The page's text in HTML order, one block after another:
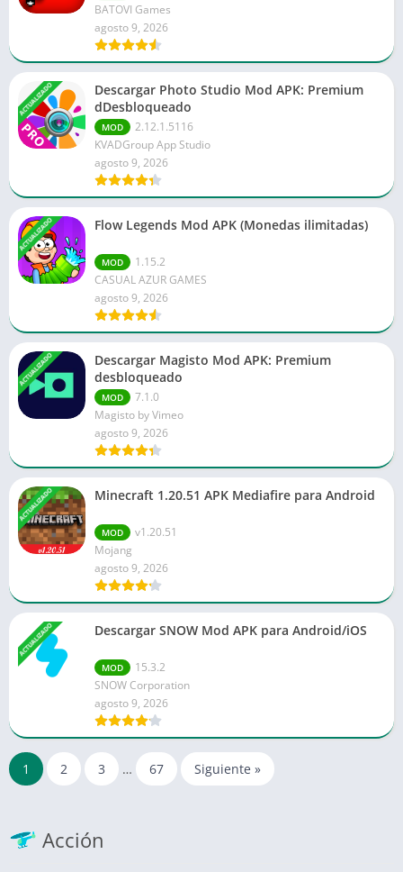
BATOVI Games
agosto 9, 2026
ACTUALIZADO
Descargar Photo Studio Mod APK: Premium
dDesbloqueado
MOD
2.12.1.5116
KVADGroup App Studio
agosto 9, 2026
ACTUALIZADO Flow Legends Mod APK (Monedas ilimitadas)
MOD
1.15.2
CASUAL AZUR GAMES
agosto 9, 2026
ACTUALIZADO
Descargar Magisto Mod APK: Premium
desbloqueado
MOD
7.1.0
Magisto by Vimeo
agosto 9, 2026
ACTUALIZADO Minecraft 1.20.51 APK Mediafire para Android
MOD
v1.20.51
Mojang
agosto 9, 2026
ACTUALIZADO Descargar SNOW Mod APK para Android/iOS
MOD
15.3.2
SNOW Corporation
agosto 9, 2026
1 2 3 … 67 Siguiente »
Acción